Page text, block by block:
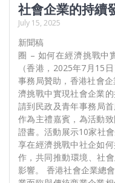
社會企業的持續
July 15, 2025
新聞稿
圈 – 如何在經濟挑戰中
（香港，2025年7月15
事務局贊助，香港社會
濟挑戰中實現社會企業
請到民政及青年事務局
作為主禮嘉賓，為活動
證書。活動展示10家社
享在經濟挑戰中社企如
作，共同推動環境、社
影響。 香港社會企業總